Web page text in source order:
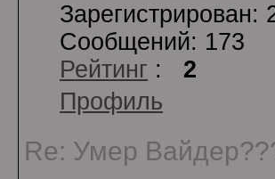
Зарегистрирован:
Сообщений: 173
Рейтинг : 2
Профиль
Re: Умер